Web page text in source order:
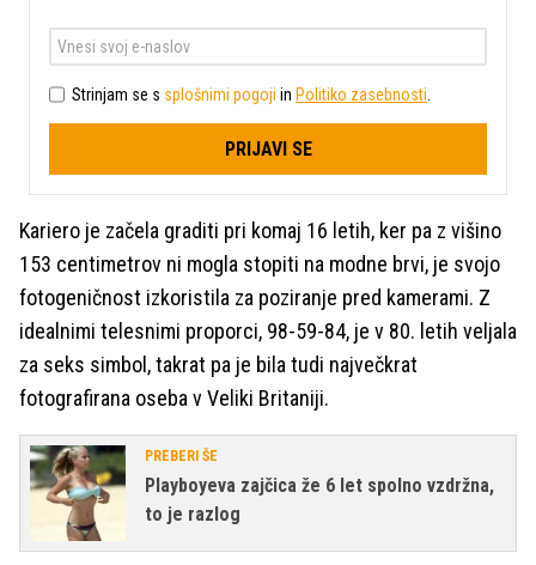
Strinjam se s splošnimi pogoji in Politiko zasebnosti
PRIJAVI SE
Kariero je začela graditi pri komaj 16 letih, ker pa z višino
153 centimetrov ni mogla stopiti na modne brvi, je svojo
fotogeničnost izkoristila za poziranje pred kamerami. Z
idealnimi telesnimi proporci, 98-59-84, je v 80. letih veljala
za seks simbol, takrat pa je bila tudi največkrat
fotografirana oseba v Veliki Britaniji.
PREBERI ŠE
Playboyeva zajčica že 6 let spolno vzdržna,
to je razlog